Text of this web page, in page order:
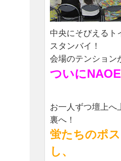
中央にそびえる
スタンバイ！
会場のテンション
ついに
お一人ずつ壇上へ
裏へ！
蛍たちのポ
し、